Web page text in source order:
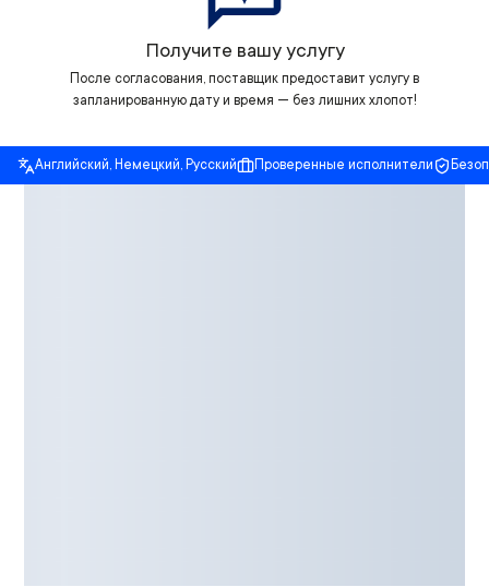
Получите вашу услугу
После согласования, поставщик предоставит услугу в
запланированную дату и время — без лишних хлопот!
Английский, Немецкий, Русский Проверенные исполнители